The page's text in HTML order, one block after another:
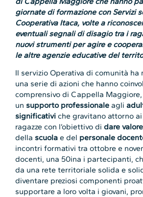
giornate di formazione con Servizi
Cooperativa Itaca, volte a
eventuali segnali di disagio tra i
nuovi strumenti per agire e
le altre agenzie educative del
Il servizio Operativa di comunità ha
una serie di azioni che hanno
comprensivo di Cappella
un supporto professionale agli
significativi che gravitano attorno
ragazze con l’obiettivo didare valore
della scuola e del personale
incontri formativi tra ottobre e
docenti, una 50ina i partecipanti,
da una rete territoriale solida e
diventare preziosi componenti
supportare a loro volta i giovani,